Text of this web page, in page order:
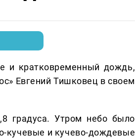
и кратковременный дождь,
Евгений Тишковец в своем
градуса. Утром небо было
кучевые и кучево-дождевые